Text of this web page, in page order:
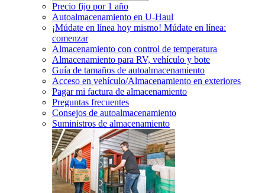
Precio fijo por 1 año
Autoalmacenamiento en U-Haul
¡Múdate en línea hoy mismo! Múdate en línea:
comenzar
Almacenamiento con control de temperatura
Almacenamiento para RV, vehículo y bote
Guía de tamaños de autoalmacenamiento
Acceso en vehículo/Almacenamiento en exteriores
Pagar mi factura de almacenamiento
Preguntas frecuentes
Consejos de autoalmacenamiento
Suministros de almacenamiento